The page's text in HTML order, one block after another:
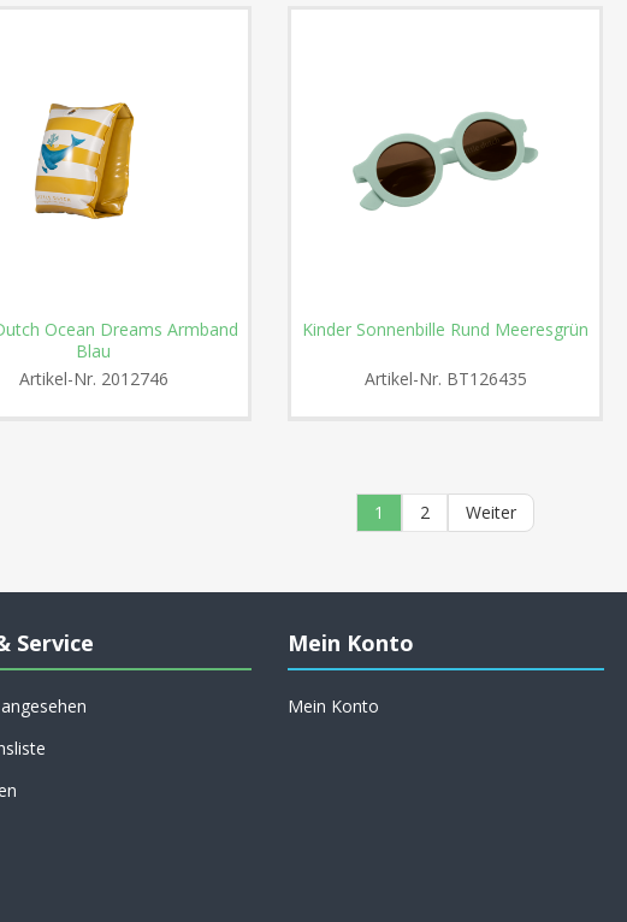
Ocean Dreams Armband
Blau
Artikel-Nr. 2012746
Kinder Sonnenbille Rund Meeresgrün
Artikel-Nr. BT126435
1 2 Weiter
Service Mein Konto
Mein Konto